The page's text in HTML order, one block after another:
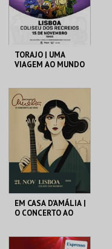
COMPRAR
TORAJO | UMA
VIAGEM AO MUNDO
COLISEU DE LISBOA
MAIS INFO
COMPRAR
EM CASA D'AMÁLIA |
O CONCERTO AO
COLISEU DE LISBOA